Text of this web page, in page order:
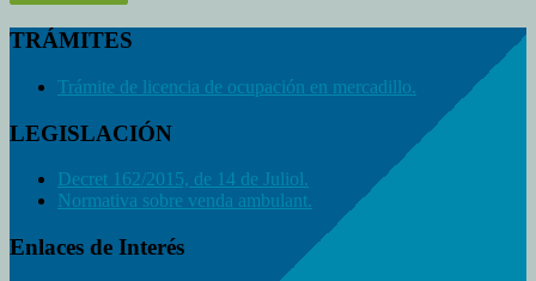
TRÁMITES
Trámite de licencia de ocupación en mercadillo.
LEGISLACIÓN
Decret 162/2015, de 14 de Juliol.
Normativa sobre venda ambulant.
Enlaces de Interés